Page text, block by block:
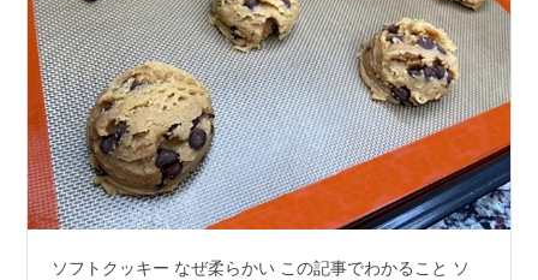
ソフトクッキー なぜ柔らかい この記事でわかること ソ